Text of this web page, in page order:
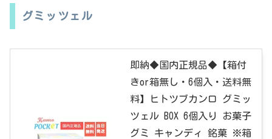
グミッツェル
即納◆国内正規品◆【箱付
きor箱無し・6個入・送料無
料】ヒトツブカンロ グミッ
ツェル BOX 6個入り お菓子
グミ キャンディ 銘菓 ※箱